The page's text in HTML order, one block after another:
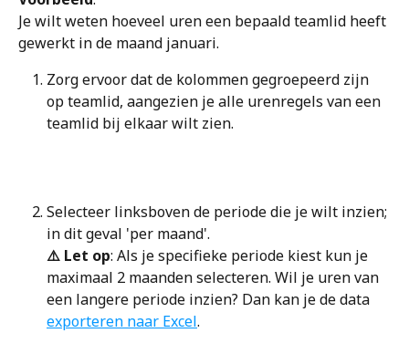
Je wilt weten hoeveel uren een bepaald teamlid heeft
gewerkt in de maand januari.
Zorg ervoor dat de kolommen gegroepeerd zijn
op teamlid, aangezien je alle urenregels van een
teamlid bij elkaar wilt zien.
Selecteer linksboven de periode die je wilt inzien;
in dit geval 'per maand'.
⚠️ Let op: Als je specifieke periode kiest kun je
maximaal 2 maanden selecteren. Wil je uren van
een langere periode inzien? Dan kan je de data
exporteren naar Excel.